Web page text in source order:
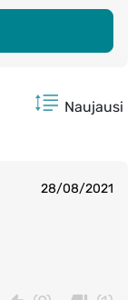
Naujausi
28/08/2021